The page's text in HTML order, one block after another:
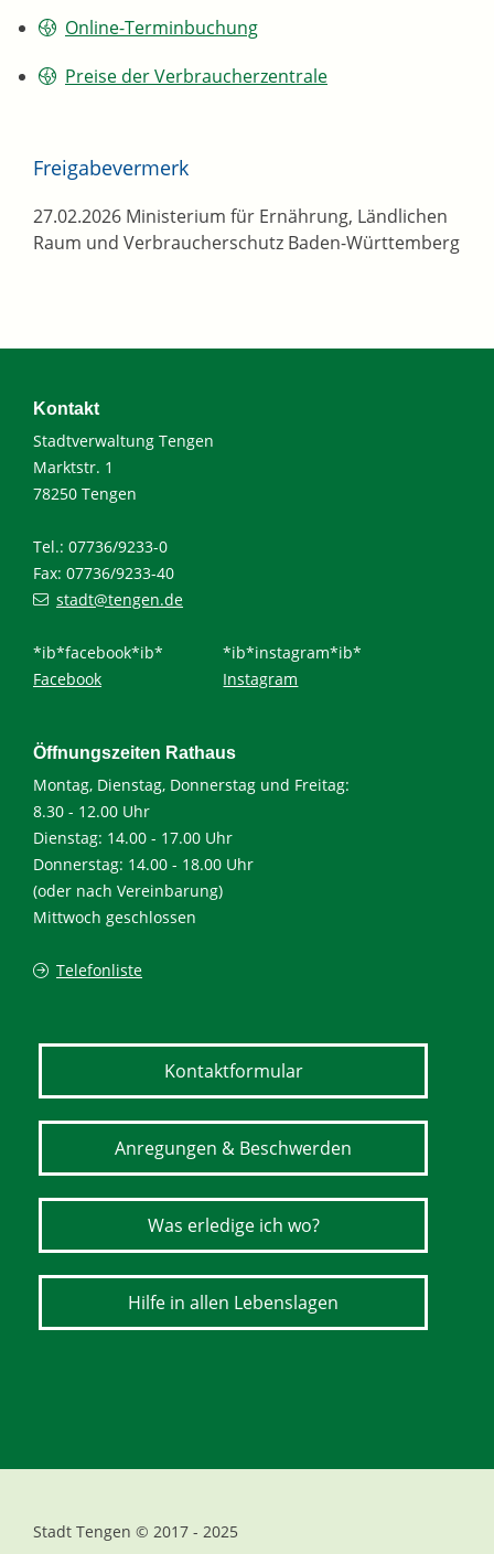
Online-Terminbuchung
Preise der Verbraucherzentrale
Freigabevermerk
27.02.2026 Ministerium für Ernährung, Ländlichen
Raum und Verbraucherschutz Baden-Württemberg
Kontakt
Stadtverwaltung Tengen
Marktstr. 1
78250 Tengen
Tel.: 07736/9233-0
Fax: 07736/9233-40
stadt@tengen.de
*ib*facebook*ib*
Facebook
*ib*instagram*ib*
Instagram
Öffnungszeiten Rathaus
Montag, Dienstag, Donnerstag und Freitag:
8.30 - 12.00 Uhr
Dienstag: 14.00 - 17.00 Uhr
Donnerstag: 14.00 - 18.00 Uhr
(oder nach Vereinbarung)
Mittwoch geschlossen
Telefonliste
Kontaktformular
Anregungen & Beschwerden
Was erledige ich wo?
Hilfe in allen Lebenslagen
Stadt Tengen © 2017 - 2025